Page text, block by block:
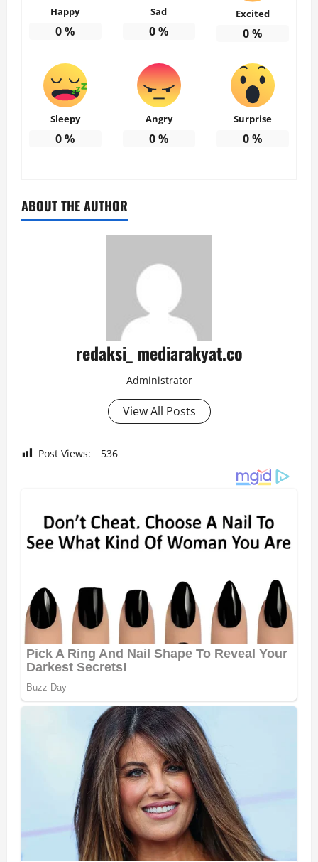
Happy
0%
Sad
0%
Excited
0%
Sleepy
0%
Angry
0%
Surprise
0%
ABOUT THE AUTHOR
redaksi_ mediarakyat.co
Administrator
View All Posts
Post Views: 536